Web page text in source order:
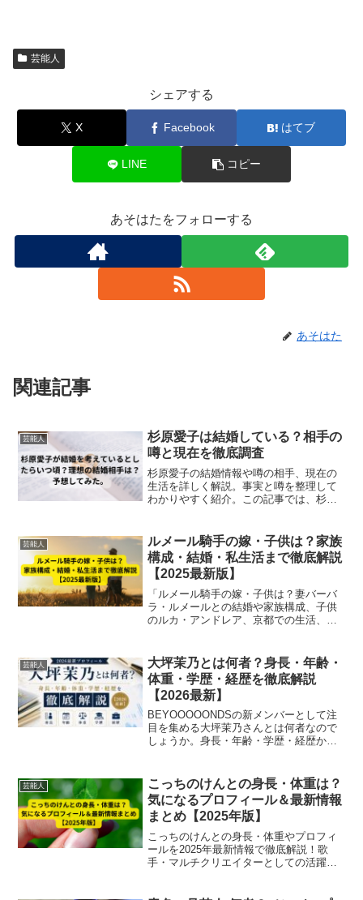
芸能人
シェアする
X Facebook はてブ
LINE コピー
あそはたをフォローする
あそはた
関連記事
芸能人
杉原愛子は結婚している？相手の
噂と現在を徹底調査
杉原愛子の結婚情報や噂の相手、現在の
生活を詳しく解説。事実と噂を整理して
わかりやすく紹介。この記事では、杉原
芸能人
ルメール騎手の嫁・子供は？家族
構成・結婚・私生活まで徹底解説
【2025最新版】
「ルメール騎手の嫁・子供は？妻バーバ
ラ・ルメールとの結婚や家族構成、子供
のルカ・アンドレア、京都での生活、私
かり。」
芸能人
大坪茉乃とは何者？身長・年齢・
体重・学歴・経歴を徹底解説
【2026最新】
BEYOOOOONDSの新メンバーとして注
目を集める大坪茉乃さんとは何者なので
しょうか。身長・年齢・学歴・経歴か
紹介します。
芸能人
こっちのけんとの身長・体重は？
気になるプロフィール＆最新情報
まとめ【2025年版】
こっちのけんとの身長・体重やプロフィ
ールを2025年最新情報で徹底解説！歌
手・マルチクリエイターとしての活躍、